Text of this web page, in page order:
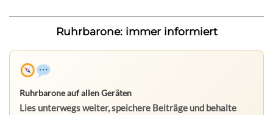
Ruhrbarone: immer informiert
Ruhrbarone auf allen Geräten
Lies unterwegs weiter, speichere Beiträge und behalte